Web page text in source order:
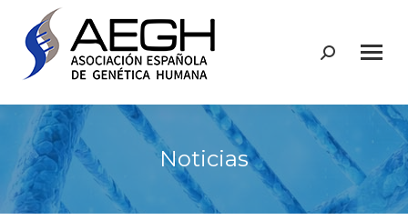
Buscar:
Noticias